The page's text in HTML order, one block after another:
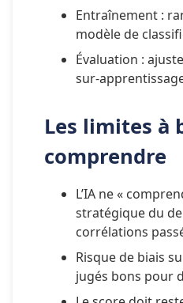
Entraînement :
modèle de
Évaluation :
sur-
Les limites à
comprendre
L’IA ne «
stratégique du
corrélations
Risque de biais
jugés bons pour